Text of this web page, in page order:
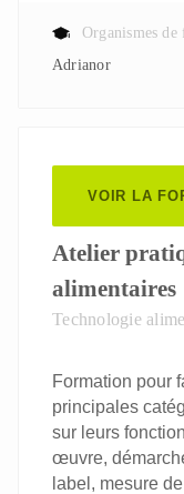
Organismes
Adrianor
VOIR LA
Atelier
alimentaires
Technologie
Formation pour
principales
sur leurs
œuvre,
label, mesure